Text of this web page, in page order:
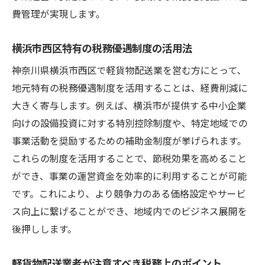
費管理が実現します。
横浜市西区特有の税務優遇制度の活用法
神奈川県横浜市西区で軽貨物配送業を営む方にとって、
地元特有の税務優遇制度を活用することは、経費削減に
大きく寄与します。例えば、横浜市が提供する中小企業
向けの設備投資に対する特別控除制度や、特定地域での
事業活動を奨励するための補助金制度が挙げられます。
これらの制度を活用することで、節税効果を高めること
ができ、事業の運営資金を効率的に利用することが可能
です。これにより、より競争力のある価格設定やサービ
ス向上に繋げることができ、地域内でのビジネス展開を
後押しします。